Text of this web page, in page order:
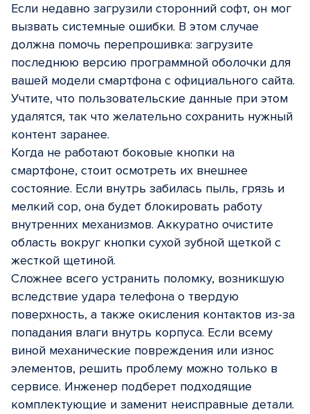
Если недавно загрузили сторонний софт, он мог
вызвать системные ошибки. В этом случае
должна помочь перепрошивка: загрузите
последнюю версию программной оболочки для
вашей модели смартфона с официального сайта.
Учтите, что пользовательские данные при этом
удалятся, так что желательно сохранить нужный
контент заранее.
Когда не работают боковые кнопки на
смартфоне, стоит осмотреть их внешнее
состояние. Если внутрь забилась пыль, грязь и
мелкий сор, она будет блокировать работу
внутренних механизмов. Аккуратно очистите
область вокруг кнопки сухой зубной щеткой с
жесткой щетиной.
Сложнее всего устранить поломку, возникшую
вследствие удара телефона о твердую
поверхность, а также окисления контактов из-за
попадания влаги внутрь корпуса. Если всему
виной механические повреждения или износ
элементов, решить проблему можно только в
сервисе. Инженер подберет подходящие
комплектующие и заменит неисправные детали.